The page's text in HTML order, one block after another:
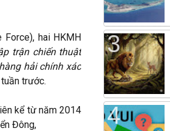
hai HKMH
trận chiến thuật
hải chính xác
trước.
kể từ năm 2014
Đông,